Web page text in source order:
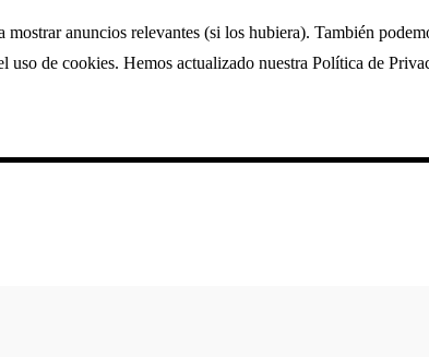
anuncios relevantes (si los hubiera). También
de cookies. Hemos actualizado nuestra Política de